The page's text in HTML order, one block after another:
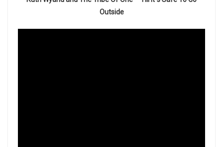
Outside